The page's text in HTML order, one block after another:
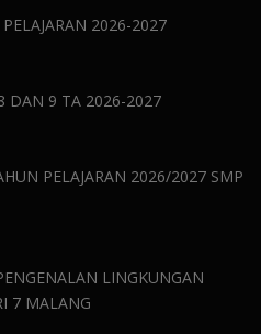
2026-2027
DAN 9 TA 2026-2027
PELAJARAN 2026/2027 SMP
LINGKUNGAN
7 MALANG